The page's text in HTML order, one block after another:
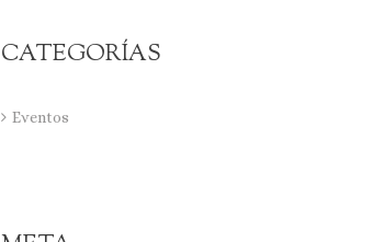
CATEGORÍAS
Eventos